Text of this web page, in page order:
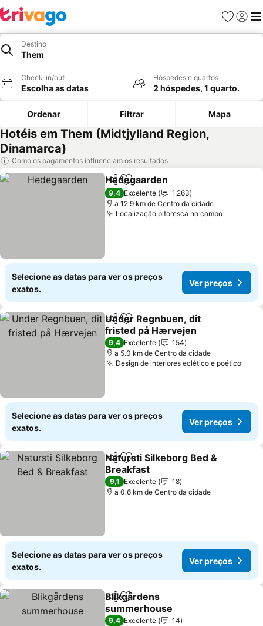
Favoritos
Iniciar
Destino
Them
Check-in/out
Escolha as datas
Hóspedes e quartos
2 hóspedes, 1 quarto.
Ordenar Filtrar Mapa
Hotéis em Them (Midtjylland Region,
Dinamarca)
Como os pagamentos influenciam os resultados
PartilharAdicionar aos favoritos
Hedegaarden
9,4 Excelente
1.263
a 12.9 km de Centro da cidade
Localização pitoresca no campo
Selecione as datas para ver os preços
exatos.
Ver preços
PartilharAdicionar aos favoritos
Under Regnbuen, dit
fristed på Hærvejen
9,4 Excelente
154
a 5.0 km de Centro da cidade
Design de interiores eclético e poético
Selecione as datas para ver os preços
exatos.
Ver preços
PartilharAdicionar aos favoritos
Natursti Silkeborg Bed &
Breakfast
9,1 Excelente
18
a 0.6 km de Centro da cidade
Selecione as datas para ver os preços
exatos.
Ver preços
PartilharAdicionar aos favoritos
Blikgårdens
summerhouse
9,4 Excelente
14